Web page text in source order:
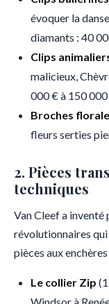
évoquer la
diamants : 40
Clips
malicieux,
000 € à 150
Broches
fleurs serties
2. Pièces
techniques
Van Cleef a
révolutionnaires
pièces aux enchères
Le collier Zip